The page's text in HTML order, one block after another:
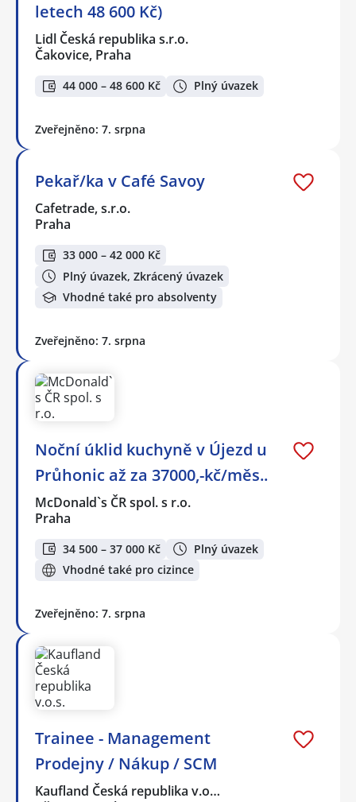
letech 48 600 Kč)
Lidl Česká republika s.r.o.
Čakovice, Praha
44 000 – 48 600 Kč Plný úvazek
Zveřejněno: 7. srpna
Pekař/ka v Café Savoy
Cafetrade, s.r.o.
Praha
33 000 – 42 000 Kč
Plný úvazek, Zkrácený úvazek
Vhodné také pro absolventy
Zveřejněno: 7. srpna
Noční úklid kuchyně v Újezd u
Průhonic až za 37000,-kč/měs..
McDonald`s ČR spol. s r.o.
Praha
34 500 – 37 000 Kč
Plný úvazek
Vhodné také pro cizince
Zveřejněno: 7. srpna
Trainee - Management
Prodejny / Nákup / SCM
Kaufland Česká republika v.o…